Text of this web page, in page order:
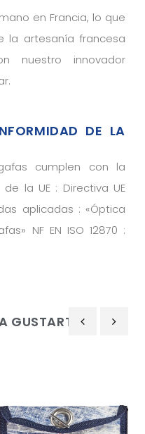
en Francia, lo que
la artesanía francesa
nuestro innovador
DE LA
cumplen con la
la UE : Directiva UE
aplicadas : «Óptica
NF EN ISO 12870 :
GUSTARTE